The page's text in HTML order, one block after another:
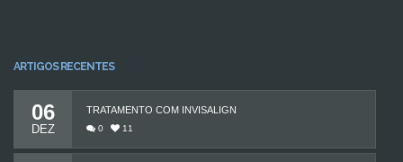
ARTIGOS RECENTES
06
DEZ
TRATAMENTO COM INVISALIGN
0 11